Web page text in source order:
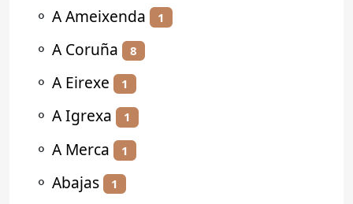
⚬ A Ameixenda 1
⚬ A Coruña 8
⚬ A Eirexe 1
⚬ A Igrexa 1
⚬ A Merca 1
⚬ Abajas 1